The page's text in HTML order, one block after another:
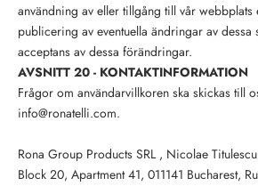
användning av eller tillgång till vår webbplats
publicering av eventuella ändringar av
acceptans av dessa förändringar.
AVSNITT 20 - KONTAKTINFORMATION
Frågor om användarvillkoren ska skickas till
info@ronatelli.com.
Rona Group Products SRL , Nicolae
Block 20, Apartment 41, 011141 Bucharest,